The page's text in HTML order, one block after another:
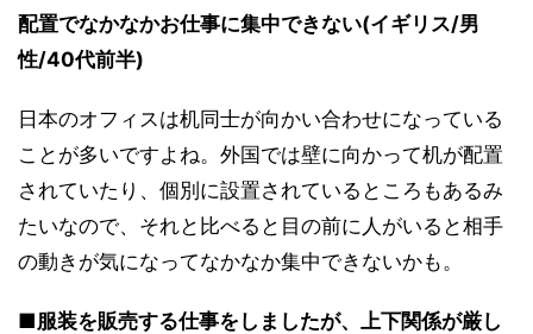
配置でなかなかお仕事に集中できない(イギリス/男
性/40代前半)
日本のオフィスは机同士が向かい合わせになっている
ことが多いですよね。外国では壁に向かって机が配置
されていたり、個別に設置されているところもあるみ
たいなので、それと比べると目の前に人がいると相手
の動きが気になってなかなか集中できないかも。
■服装を販売する仕事をしましたが、上下関係が厳し